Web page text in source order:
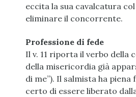
eccita la sua cavalcatura
eliminare il concorrente.
Professione di fede
Il v. 11 riporta il verbo della
della misericordia già
di me”). Il salmista ha piena
certo di essere liberato